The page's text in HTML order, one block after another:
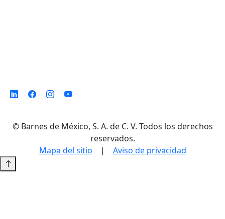
© Barnes de México, S. A. de C. V. Todos los derechos
reservados.
Mapa del sitio | Aviso de privacidad